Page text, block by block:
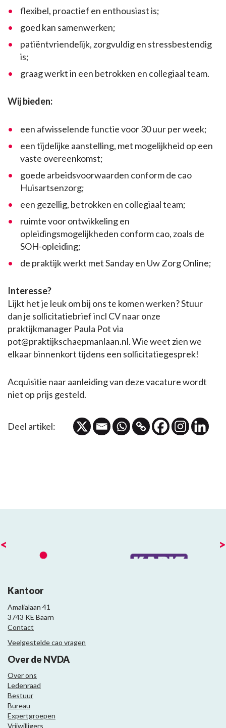
flexibel, proactief en enthousiast is;
goed kan samenwerken;
patiëntvriendelijk, zorgvuldig en stressbestendig
is;
graag werkt in een betrokken en collegiaal team.
Wij bieden:
een afwisselende functie voor 30 uur per week;
een tijdelijke aanstelling, met mogelijkheid op een
vaste overeenkomst;
goede arbeidsvoorwaarden conform de cao
Huisartsenzorg;
een gezellig, betrokken en collegiaal team;
ruimte voor ontwikkeling en
opleidingsmogelijkheden conform cao, zoals de
SOH-opleiding;
de praktijk werkt met Sanday en Uw Zorg Online;
Interesse?
Lijkt het je leuk om bij ons te komen werken? Stuur
dan je sollicitatiebrief incl CV naar onze
praktijkmanager Paula Pot via
pot@praktijkschaepmanlaan.nl. Wie weet zien we
elkaar binnenkort tijdens een sollicitatiegesprek!
Acquisitie naar aanleiding van deze vacature wordt
niet op prijs gesteld.
Deel artikel:
< >
Kantoor
Amalialaan 41
3743 KE Baarn
Contact
Veelgestelde cao vragen
Over de NVDA
Over ons
Ledenraad
Bestuur
Bureau
Expertgroepen
Vrijwilligers